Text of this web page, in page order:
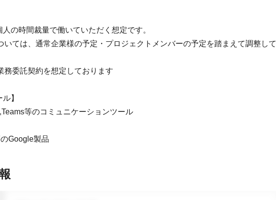
人の時間裁量で働いていただく想定です。
いては、通常企業様の予定・プロジェクトメンバーの予定を踏まえて調整して
務委託契約を想定しております
】
等のコミュニケーションツール
Google製品